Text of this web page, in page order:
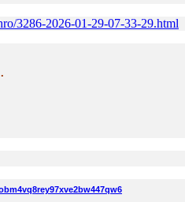
3286-2026-01-29-07-33-29.html